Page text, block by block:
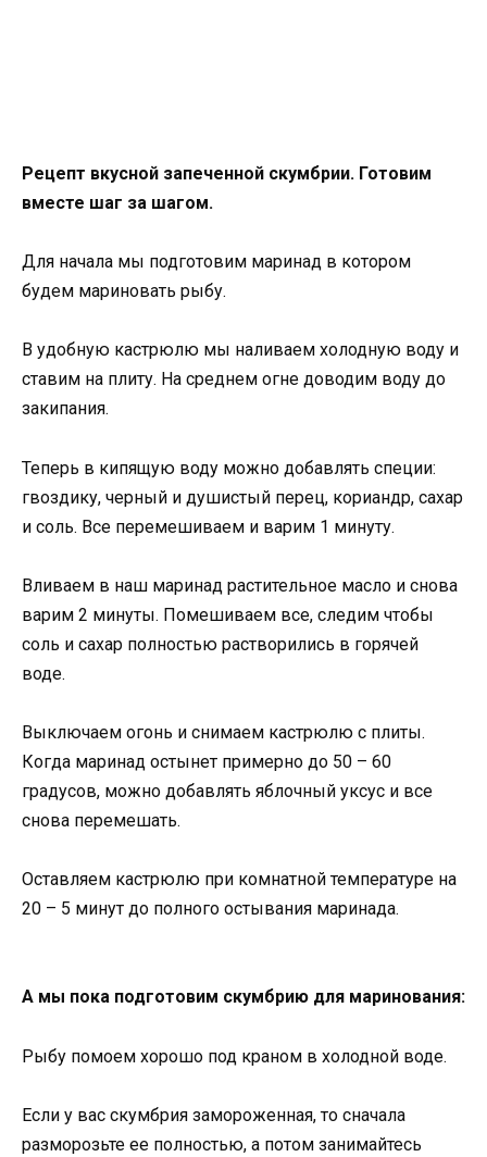
Рецепт вкусной запеченной скумбрии. Готовим
вместе шаг за шагом.
Для начала мы подготовим маринад в котором
будем мариновать рыбу.
В удобную кастрюлю мы наливаем холодную воду и
ставим на плиту. На среднем огне доводим воду до
закипания.
Теперь в кипящую воду можно добавлять специи:
гвоздику, черный и душистый перец, кориандр, сахар
и соль. Все перемешиваем и варим 1 минуту.
Вливаем в наш маринад растительное масло и снова
варим 2 минуты. Помешиваем все, следим чтобы
соль и сахар полностью растворились в горячей
воде.
Выключаем огонь и снимаем кастрюлю с плиты.
Когда маринад остынет примерно до 50 – 60
градусов, можно добавлять яблочный уксус и все
снова перемешать.
Оставляем кастрюлю при комнатной температуре на
20 – 5 минут до полного остывания маринада.
А мы пока подготовим скумбрию для маринования:
Рыбу помоем хорошо под краном в холодной воде.
Если у вас скумбрия замороженная, то сначала
разморозьте ее полностью, а потом занимайтесь